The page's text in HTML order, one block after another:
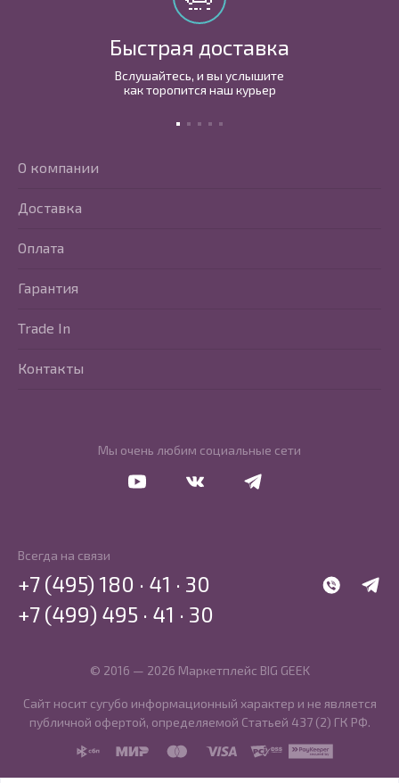
Быстрая доставка
Вслушайтесь, и вы услышите
как торопится наш курьер
Мы очень любим социальные сети
Перейти в VkontakteПерейти в Telegram
О компании
Доставка
Оплата
Гарантия
Trade In
Контакты
Всегда на связи
WhatsApp
+7 (495) 180 · 41 · 30
+7 (499) 495 · 41 · 30
© 2016 — 2026 Маркетплейс BIG GEEK
Сайт носит сугубо информационный характер и не является
публичной офертой, определяемой Статьей 437 (2) ГК РФ.
SBP
MIR MasterCard
Visa PCI DSS PayKeeper